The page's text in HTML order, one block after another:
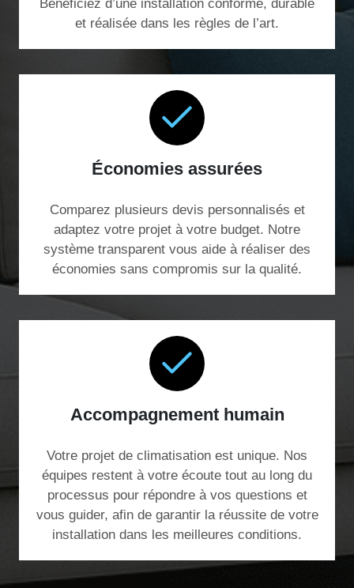
Bénéficiez d’une installation conforme, durable
et réalisée dans les règles de l’art.
Économies assurées
Comparez plusieurs devis personnalisés et
adaptez votre projet à votre budget. Notre
système transparent vous aide à réaliser des
économies sans compromis sur la qualité.
Accompagnement humain
Votre projet de climatisation est unique. Nos
équipes restent à votre écoute tout au long du
processus pour répondre à vos questions et
vous guider, afin de garantir la réussite de votre
installation dans les meilleures conditions.